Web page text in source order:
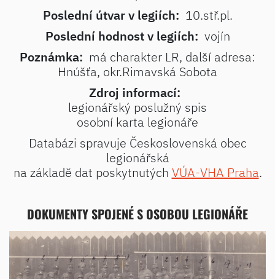
Poslední útvar v legiích: 10.stř.pl.
Poslední hodnost v legiích: vojín
Poznámka: má charakter LR, další adresa:
Hnúšťa, okr.Rimavská Sobota
Zdroj informací:
legionářský poslužný spis
osobní karta legionáře
Databázi spravuje Československá obec
legionářská
na základě dat poskytnutých VÚA-VHA Praha.
DOKUMENTY SPOJENÉ S OSOBOU LEGIONÁŘE